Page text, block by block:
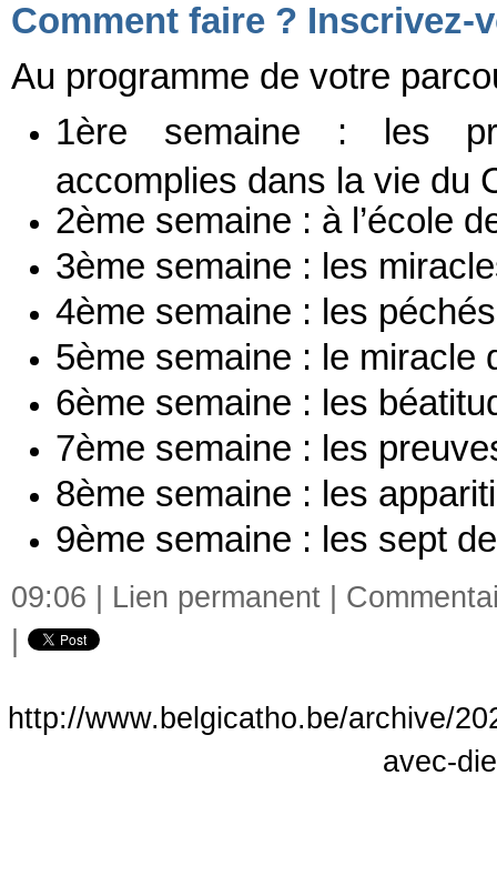
Comment faire ? Inscrivez-
Au programme de votre
1ère semaine : les
accomplies dans la vie du
2ème semaine : à l’école
3ème semaine : les
4ème semaine : les
5ème semaine : le miracle
6ème semaine : les
7ème semaine : les
8ème semaine : les
9ème semaine : les sept
09:06 | Lien permanent
http://www.belgicatho.be/archive/
avec-